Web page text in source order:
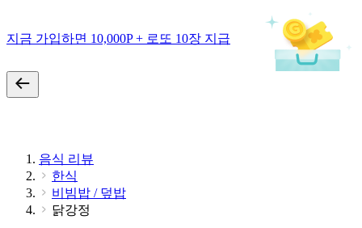
지금 가입하면 10,000P + 로또 10장 지급
음식 리뷰
한식
비빔밥 / 덮밥
닭강정